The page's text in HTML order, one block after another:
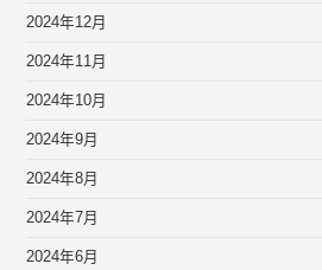
2024年12月
2024年11月
2024年10月
2024年9月
2024年8月
2024年7月
2024年6月